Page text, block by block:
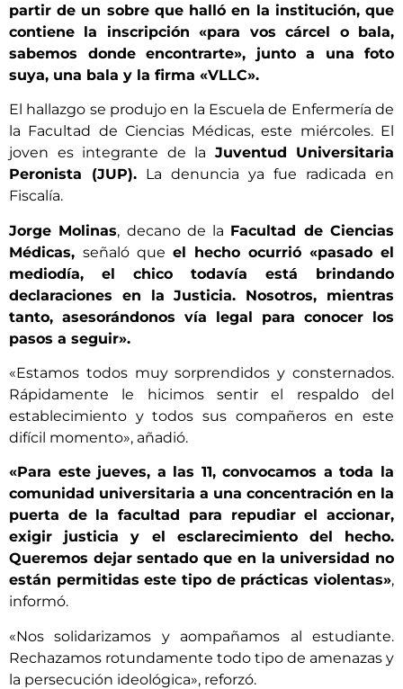
partir de un sobre que halló en la institución, que
contiene la inscripción «para vos cárcel o bala,
sabemos donde encontrarte», junto a una foto
suya, una bala y la firma «VLLC».
El hallazgo se produjo en la Escuela de Enfermería de
la Facultad de Ciencias Médicas, este miércoles. El
joven es integrante de la Juventud Universitaria
Peronista (JUP). La denuncia ya fue radicada en
Fiscalía.
Jorge Molinas, decano de la Facultad de Ciencias
Médicas, señaló que el hecho ocurrió «pasado el
mediodía, el chico todavía está brindando
declaraciones en la Justicia. Nosotros, mientras
tanto, asesorándonos vía legal para conocer los
pasos a seguir».
«Estamos todos muy sorprendidos y consternados.
Rápidamente le hicimos sentir el respaldo del
establecimiento y todos sus compañeros en este
difícil momento», añadió.
«Para este jueves, a las 11, convocamos a toda la
comunidad universitaria a una concentración en la
puerta de la facultad para repudiar el accionar,
exigir justicia y el esclarecimiento del hecho.
Queremos dejar sentado que en la universidad no
están permitidas este tipo de prácticas violentas»,
informó.
«Nos solidarizamos y aompañamos al estudiante.
Rechazamos rotundamente todo tipo de amenazas y
la persecución ideológica», reforzó.